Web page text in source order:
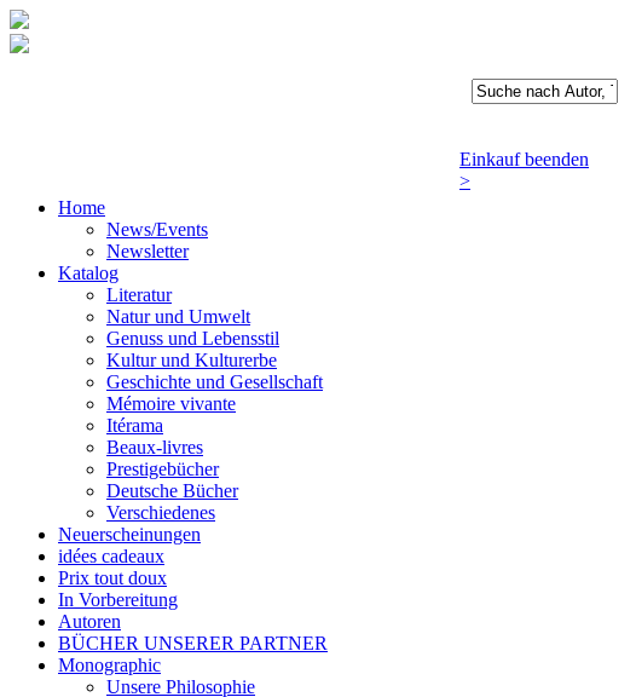
Einkauf beenden
>
Home
News/Events
Newsletter
Katalog
Literatur
Natur und Umwelt
Genuss und Lebensstil
Kultur und Kulturerbe
Geschichte und Gesellschaft
Mémoire vivante
Itérama
Beaux-livres
Prestigebücher
Deutsche Bücher
Verschiedenes
Neuerscheinungen
idées cadeaux
Prix tout doux
In Vorbereitung
Autoren
BÜCHER UNSERER PARTNER
Monographic
Unsere Philosophie